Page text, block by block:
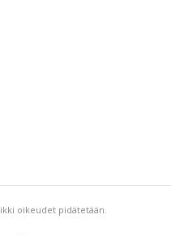
oikeudet pidätetään.